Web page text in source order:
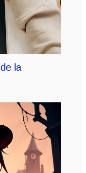
la